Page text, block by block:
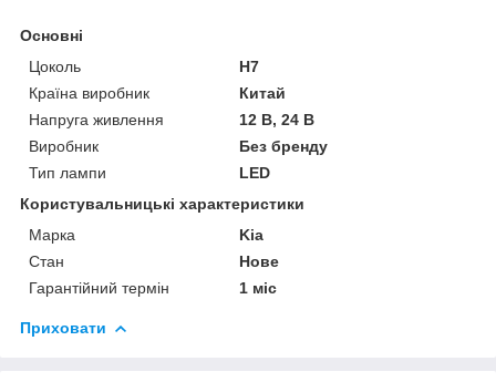
Основні
Цоколь
H7
Країна виробник
Китай
Напруга живлення
12 В, 24 В
Виробник
Без бренду
Тип лампи
LED
Користувальницькі характеристики
Марка
Kia
Стан
Нове
Гарантійний термін
1 міс
Приховати